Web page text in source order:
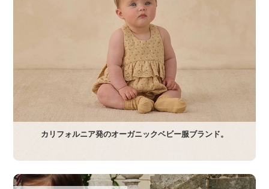
カリフォルニア発のオーガニックベビー服ブランド。